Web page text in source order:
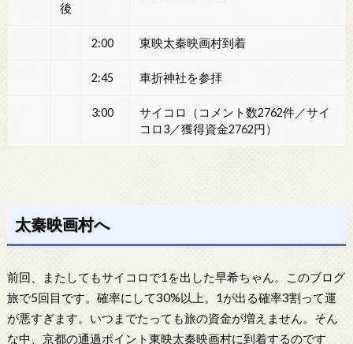
後
2:00 東映太秦映画村到着
2:45 車折神社を参拝
3:00
サイコロ（コメント数2762件／サイ
コロ3／獲得資金2762円）
太秦映画村へ
前回、またしてもサイコロで1を出した早希ちゃん。このブログ
旅で5回目です。確率にして30%以上。1が出る確率3割って運
が悪すぎます。いつまでたっても旅の資金が増えません。そん
な中、京都の通過ポイント東映太秦映画村に到着するのです